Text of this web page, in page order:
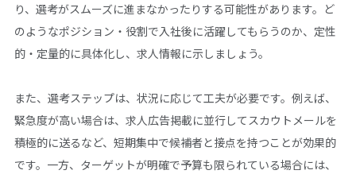
り、選考がスムーズに進まなかったりする可能性があります。ど
のようなポジション・役割で入社後に活躍してもらうのか、定性
的・定量的に具体化し、求人情報に示しましょう。
また、選考ステップは、状況に応じて工夫が必要です。例えば、
緊急度が高い場合は、求人広告掲載に並行してスカウトメールを
積極的に送るなど、短期集中で候補者と接点を持つことが効果的
です。一方、ターゲットが明確で予算も限られている場合には、